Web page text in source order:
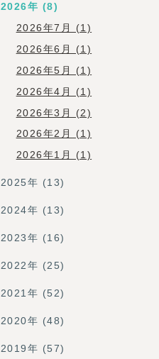
2026年 (8)
2026年7月 (1)
2026年6月 (1)
2026年5月 (1)
2026年4月 (1)
2026年3月 (2)
2026年2月 (1)
2026年1月 (1)
2025年 (13)
2024年 (13)
2023年 (16)
2022年 (25)
2021年 (52)
2020年 (48)
2019年 (57)